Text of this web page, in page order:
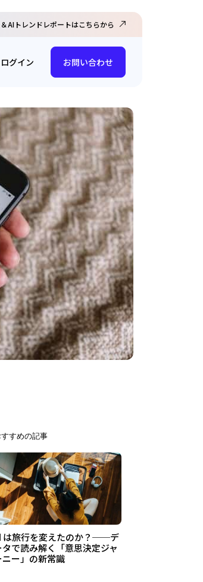
AIトレンドレポートはこちらから
ログイン お問い合わせ
すすめの記事
は旅行を変えたのか？──デ
タで読み解く「意思決定ジャ
ニー」の新常識